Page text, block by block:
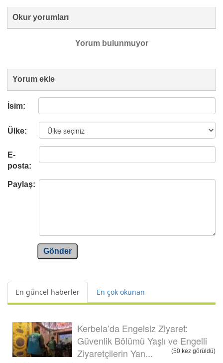
Okur yorumları
Yorum bulunmuyor
Yorum ekle
İsim:
Ülke:
E-
posta:
Paylaş:
Gönder
En güncel haberler En çok okunan
Kerbela’da Engelsiz Ziyaret:
Güvenlik Bölümü Yaşlı ve Engelli
Ziyaretçilerin Yan...
(50 kez görüldü)